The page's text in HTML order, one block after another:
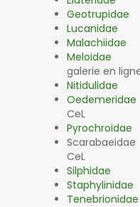
Geotrupidae
Lucanidae
Malachiidae
Meloidae
galerie en
Nitidulidae
CeL
Pyrochroidae
CeL
Silphidae
Staphylinidae
Tenebrionidae